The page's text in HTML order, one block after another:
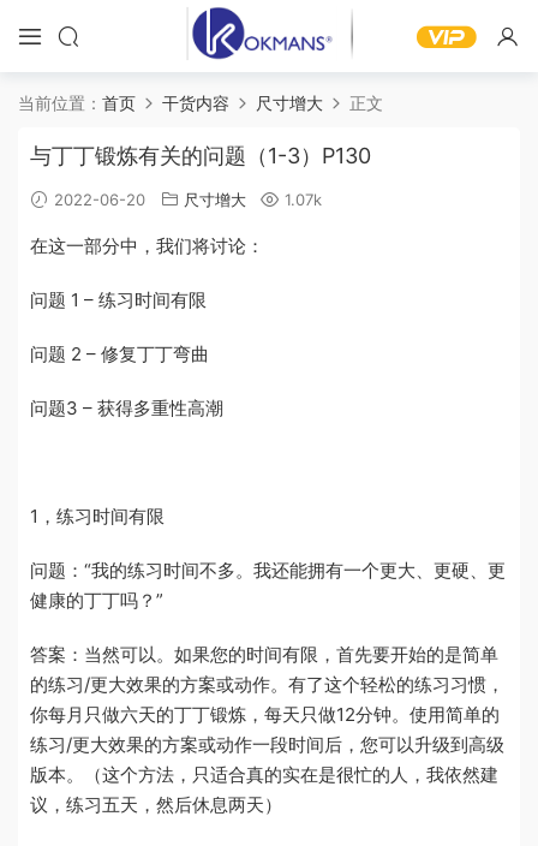
当前位置： 首页 干货内容 尺寸增大 正文
与丁丁锻炼有关的问题（1-3）P130
2022-06-20 尺寸增大 1.07k
在这一部分中，我们将讨论：
问题 1 – 练习时间有限
问题 2 – 修复丁丁弯曲
问题3 – 获得多重性高潮
1 ，练习时间有限
问题： “我的练习时间不多。我还能拥有一个更大、更硬、更
健康的丁丁吗？ ”
答案：当然可以。如果您的时间有限，首先要开始的是简单
的练习/更大效果的方案或动作。有了这个轻松的练习习惯，
你每月只做六天的丁丁锻炼，每天只做12分钟。使用简单的
练习/更大效果的方案或动作一段时间后，您可以升级到高级
版本。（这个方法，只适合真的实在是很忙的人，我依然建
议，练习五天，然后休息两天）